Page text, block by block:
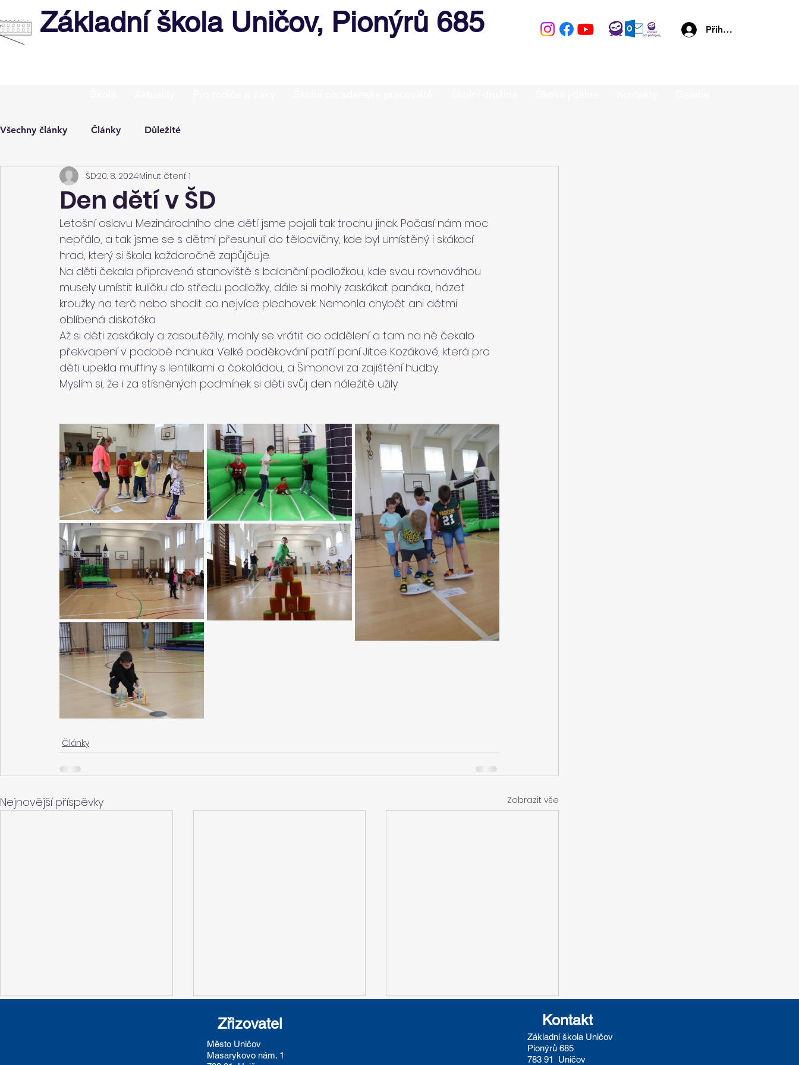
Základní škola Uničov, Pionýrů 685 Přihlásit se
Všechny články Články Důležité
Den dětí v ŠD
ŠD20. 8. 2024Minut čtení: 1
Letošní oslavu Mezinárodního dne dětí jsme pojali tak trochu jinak. Počasí nám moc
nepřálo, a tak jsme se s dětmi přesunuli do tělocvičny, kde byl umístěný i skákací
hrad, který si škola každoročně zapůjčuje.
Na děti čekala připravená stanoviště s balanční podložkou, kde svou rovnováhou
musely umístit kuličku do středu podložky, dále si mohly zaskákat panáka, házet
kroužky na terč nebo shodit co nejvíce plechovek. Nemohla chybět ani dětmi
oblíbená diskotéka.
Až si děti zaskákaly a zasoutěžily, mohly se vrátit do oddělení a tam na ně čekalo
překvapení v podobě nanuka. Velké poděkování patří paní Jitce Kozákové, která pro
děti upekla muffiny s lentilkami a čokoládou, a Šimonovi za zajištění hudby.
Myslím si, že i za stísněných podmínek si děti svůj den náležitě užily.
Články
Nejnovější příspěvky Zobrazit vše
Zřizovatel
Město Uničov
Masarykovo nám. 1
Kontakt
Základní škola Uničov
Pionýrů 685
783 91 Uničov